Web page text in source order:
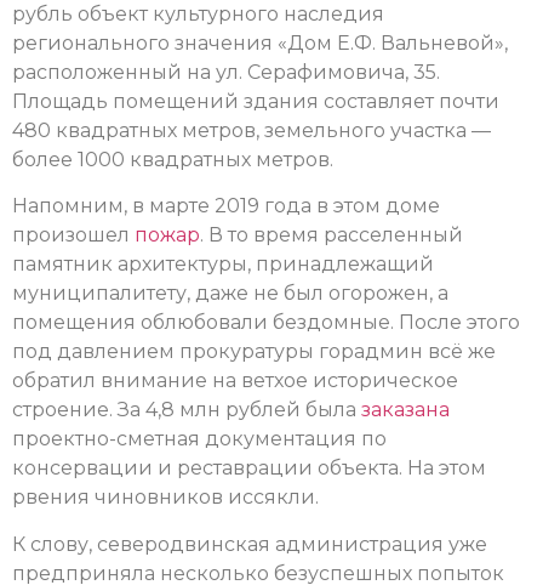
рубль объект культурного наследия
регионального значения «Дом Е.Ф. Вальневой»,
расположенный на ул. Серафимовича, 35.
Площадь помещений здания составляет почти
480 квадратных метров, земельного участка —
более 1000 квадратных метров.
Напомним, в марте 2019 года в этом доме
произошел пожар. В то время расселенный
памятник архитектуры, принадлежащий
муниципалитету, даже не был огорожен, а
помещения облюбовали бездомные. После этого
под давлением прокуратуры горадмин всё же
обратил внимание на ветхое историческое
строение. За 4,8 млн рублей была заказана
проектно-сметная документация по
консервации и реставрации объекта. На этом
рвения чиновников иссякли.
К слову, северодвинская администрация уже
предприняла несколько безуспешных попыток